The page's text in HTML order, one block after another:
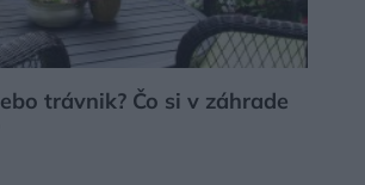
trávnik? Čo si v záhrade